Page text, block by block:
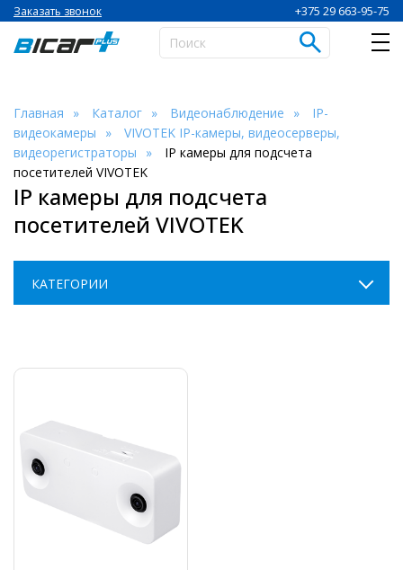
+375 29 663-95-75
Заказать звонок
Главная Каталог Видеонаблюдение
IP-
видеокамеры
VIVOTEK IP-камеры, видеосерверы,
видеорегистраторы
IP камеры для подсчета
посетителей VIVOTEK
IP камеры для подсчета
посетителей VIVOTEK
КАТЕГОРИИ